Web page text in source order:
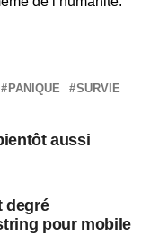
PANIQUE SURVIE
aussi
degré
pour mobile